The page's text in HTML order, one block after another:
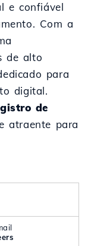
e confiável
Com a
de alto
para
digital.
de
atraente para